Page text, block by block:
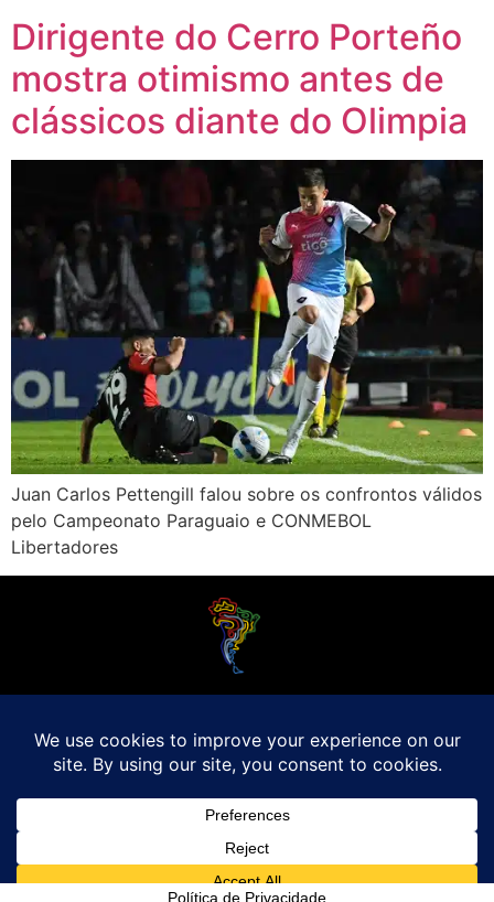
Dirigente do Cerro Porteño
mostra otimismo antes de
clássicos diante do Olimpia
Juan Carlos Pettengill falou sobre os confrontos válidos
pelo Campeonato Paraguaio e CONMEBOL
Libertadores
quer mesmo é saber de tudo, desde a final do Brasileirão até a 5a rodada do
Peruano, com a mesma seriedade e com a mesma paixão.Leia Mais
Entre em contato conosco:comercial@futebolatino.com.br
© Futebol Latino - Todos os Direitos Reservados - 2021
Política de Privacidade